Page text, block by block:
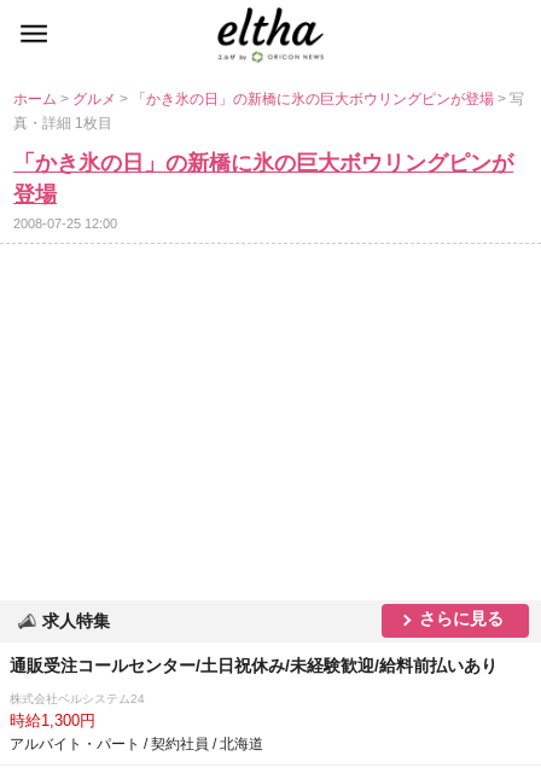
ホーム> グルメ> 「かき氷の日」の新橋に氷の巨大ボウリングピンが登場> 写
真・詳細 1枚目
「かき氷の日」の新橋に氷の巨大ボウリングピンが
登場
2008-07-25 12:00
求人特集 さらに見る
通販受注コールセンター/土日祝休み/未経験歓迎/給料前払いあり
株式会社ベルシステム24
時給1,300円
アルバイト・パート / 契約社員 / 北海道